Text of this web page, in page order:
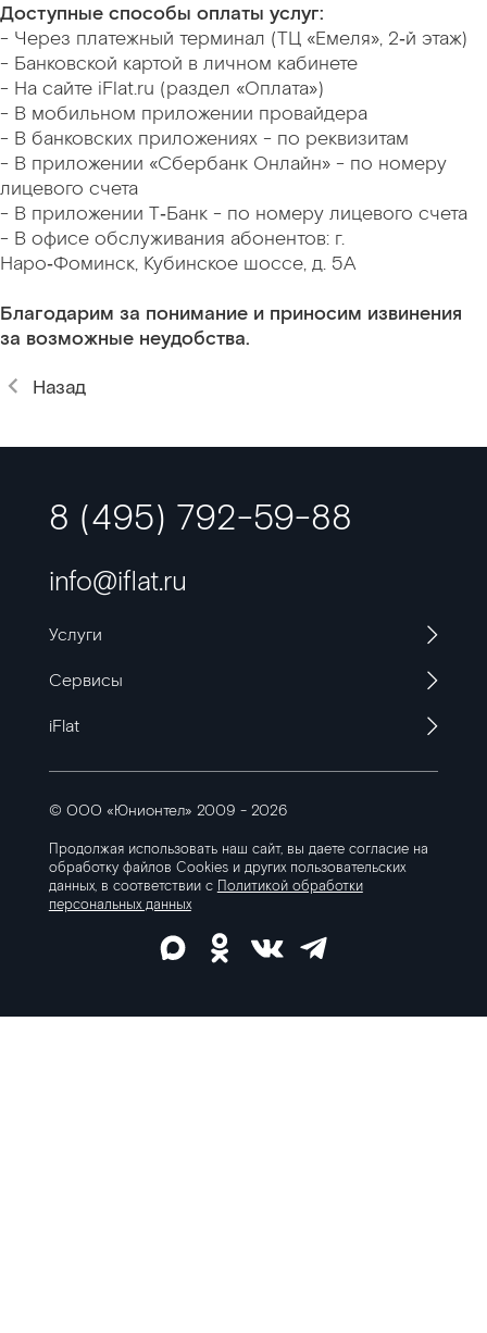
Доступные способы оплаты услуг:
- Через платежный терминал (ТЦ «Емеля», 2‑й этаж)
- Банковской картой в личном кабинете
- На сайте iFlat.ru (раздел «Оплата»)
- В мобильном приложении провайдера
- В банковских приложениях - по реквизитам
- В приложении «Сбербанк Онлайн» - по номеру
лицевого счета
- В приложении Т‑Банк - по номеру лицевого счета
- В офисе обслуживания абонентов: г.
Наро‑Фоминск, Кубинское шоссе, д. 5А
Благодарим за понимание и приносим извинения
за возможные неудобства.
Назад
8 (495) 792-59-88
info@iflat.ru
Услуги
Сервисы
iFlat
© ООО «Юнионтел» 2009 - 2026
Продолжая использовать наш сайт, вы даете согласие на
обработку файлов Cookiesи других пользовательских
данных, в соответствии с Политикой обработки
персональных данных